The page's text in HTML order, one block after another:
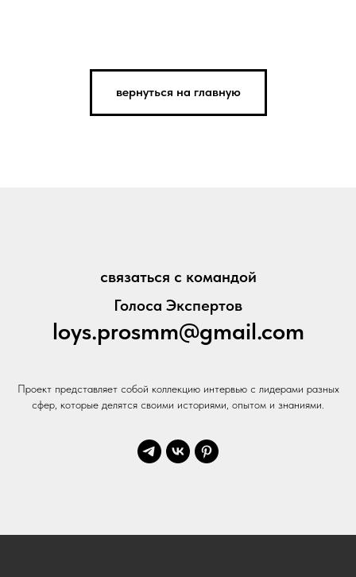
вернуться на главную
связаться с командой
Голоса Экспертов
loys.prosmm@gmail.com
Проект представляет собой коллекцию интервью с лидерами разных
сфер, которые делятся своими историями, опытом и знаниями.